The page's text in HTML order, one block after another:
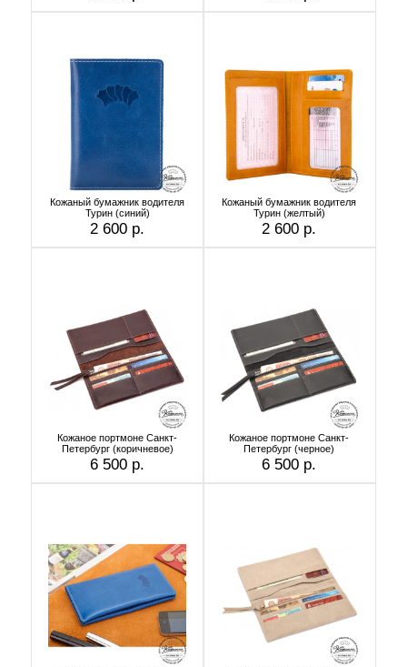
Кожаный бумажник водителя
Турин (синий)
2 600 р.
Кожаный бумажник водителя
Турин (желтый)
2 600 р.
Кожаное портмоне Санкт-
Петербург (коричневое)
6 500 р.
Кожаное портмоне Санкт-
Петербург (черное)
6 500 р.